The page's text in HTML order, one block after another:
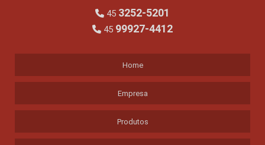
45 3252-5201
45 99927-4412
Home
Empresa
Produtos